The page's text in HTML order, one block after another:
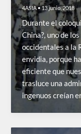
4ASIA•13 junio, 2018
Durante el
China?, uno de
occidentales a la
envidia, porque
eficiente que
trasluce una
ingenuos creían